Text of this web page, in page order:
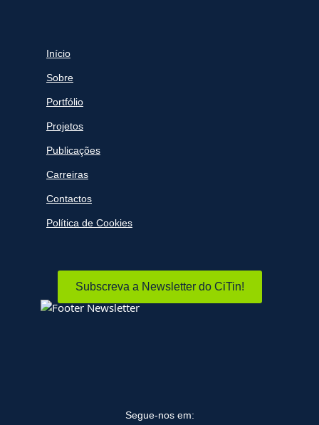
Início
Sobre
Portfólio
Projetos
Publicações
Carreiras
Contactos
Política de Cookies
Subscreva a Newsletter do CiTin!
Segue-nos em: